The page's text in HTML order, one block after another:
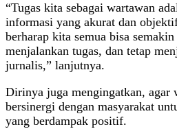
“Tugas kita sebagai wartawan
informasi yang akurat dan
berharap kita semua bisa
menjalankan tugas, dan tetap
jurnalis,” lanjutnya.
Dirinya juga mengingatkan, agar
bersinergi dengan masyarakat
yang berdampak positif.